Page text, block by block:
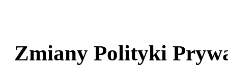
Zmiany Polityki